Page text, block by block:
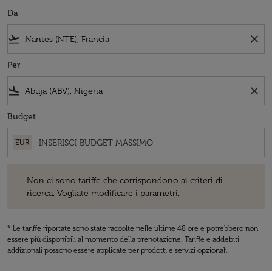
Da
flight_takeoff close
Per
flight_land close
Budget
EUR
Non ci sono tariffe che corrispondono ai criteri di
ricerca. Vogliate modificare i parametri.
* Le tariffe riportate sono state raccolte nelle ultime 48 ore e potrebbero non
essere più disponibili al momento della prenotazione. Tariffe e addebiti
addizionali possono essere applicate per prodotti e servizi opzionali.